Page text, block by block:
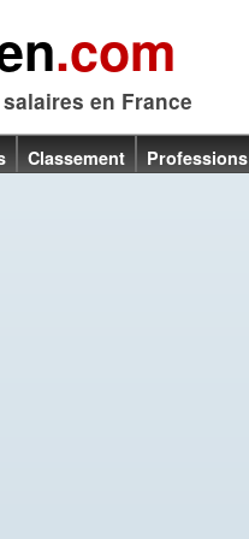
.com
en France
Classement Professions